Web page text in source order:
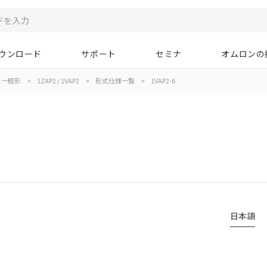
ンロード サポート セミナ オムロン
一般形 > 1ZAP2 / 1VAP2 > 形式仕様一覧 > 1VAP2-6
日本語